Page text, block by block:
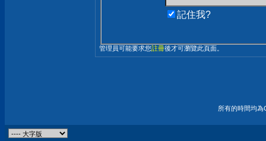
記住我?
管理員可能要求您註冊後才可瀏覽此頁面。
所有的時間均為